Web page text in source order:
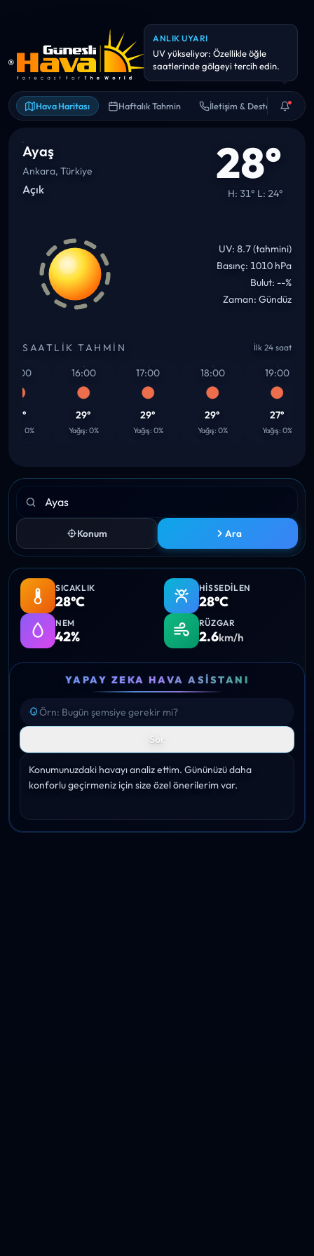
Hava Haritası Haftalık Tahmin İletişim & Destek
ANLIK UYARI
Hava kalitesi hassas kişiler için
riskli olabilir. Uzun süreli dış
Ayaş
Ankara, Türkiye
Açık 28°
H: 31° L: 24°
UV: 8.7 (tahmini)
Basınç: 1010 hPa
Bulut: --%
Zaman: Gündüz
SAATLIK TAHMIN İlk 24 saat
0%
16:00
29°
Yağış: 0%
17:00
29°
Yağış: 0%
18:00
29°
Yağış: 0%
19:00
27°
Yağış: 0%
Konum Ara
SICAKLIK
28°C
HISSEDILEN
28°C
NEM
42%
RÜZGAR
2.6km/h
YAPAY ZEKA HAVA ASISTANI
Sor
Konumunuzdaki havayı analiz ettim. Gününüzü daha
konforlu geçirmeniz için size özel önerilerim var.